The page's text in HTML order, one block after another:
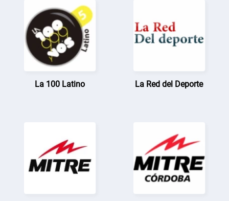
La 100 Latino La Red del Deporte